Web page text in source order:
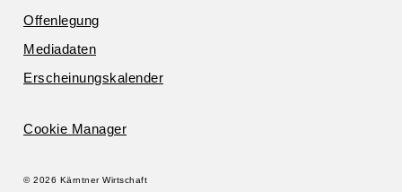
Offen­legung
Media­daten
Erschei­nungs­ka­lender
Cookie Manager
© 2026 Kärntner Wirtschaft